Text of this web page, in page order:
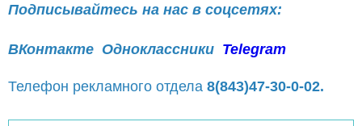
Подписывайтесь на нас в соцсетях:
ВКонтакте Одноклассники Telegram
Телефон рекламного отдела 8(843)47-30-0-02.